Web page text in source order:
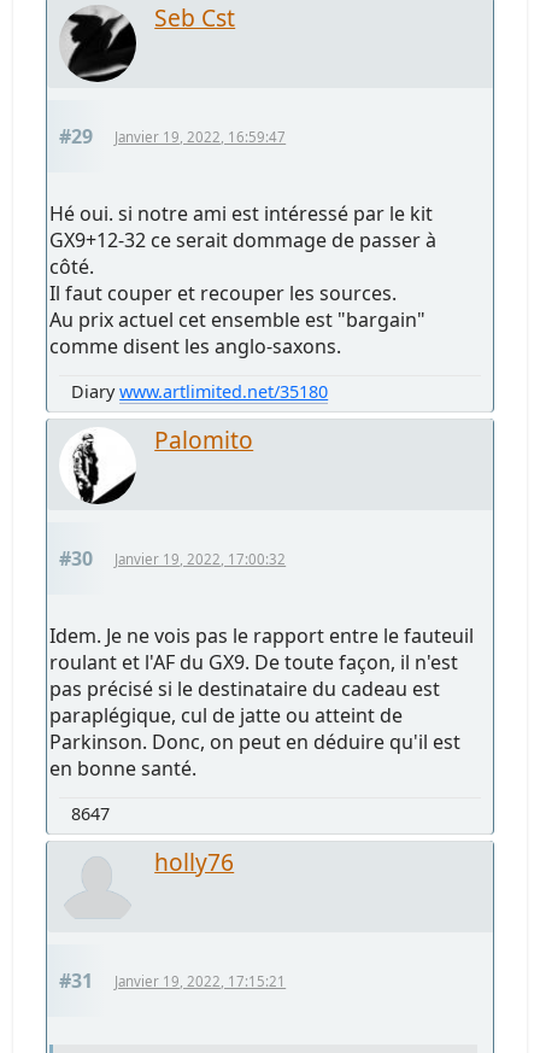
Seb Cst
#29 Janvier 19, 2022, 16:59:47
Hé oui. si notre ami est intéressé par le kit
GX9+12-32 ce serait dommage de passer à
côté.
Il faut couper et recouper les sources.
Au prix actuel cet ensemble est "bargain"
comme disent les anglo-saxons.
Diarywww.artlimited.net/35180
Palomito
#30 Janvier 19, 2022, 17:00:32
Idem. Je ne vois pas le rapport entre le fauteuil
roulant et l'AF du GX9. De toute façon, il n'est
pas précisé si le destinataire du cadeau est
paraplégique, cul de jatte ou atteint de
Parkinson. Donc, on peut en déduire qu'il est
en bonne santé.
8647
holly76
#31 Janvier 19, 2022, 17:15:21